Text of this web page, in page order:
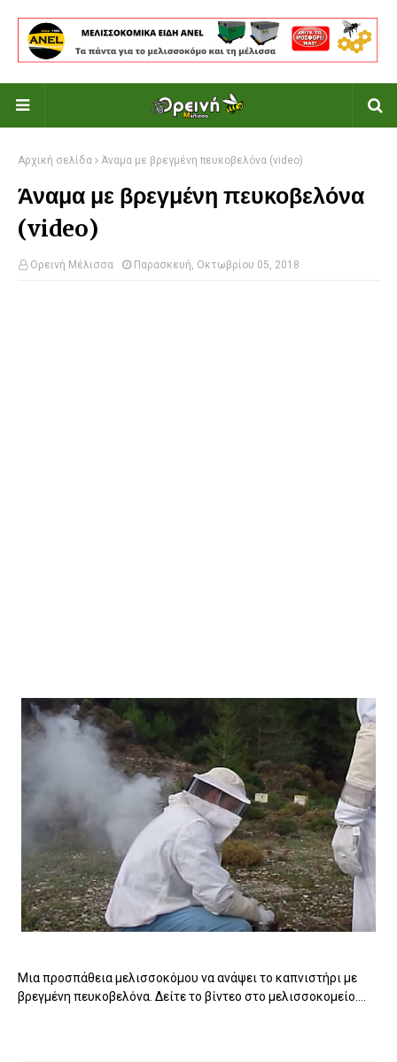
Αρχική σελίδα Άναμα με βρεγμένη πευκοβελόνα (video)
Άναμα με βρεγμένη πευκοβελόνα
(video)
Ορεινή Μέλισσα Παρασκευή, Οκτωβρίου 05, 2018
Μια προσπάθεια μελισσοκόμου να ανάψει το καπνιστήρι με
βρεγμένη πευκοβελόνα. Δείτε το βίντεο στο μελισσοκομείο....